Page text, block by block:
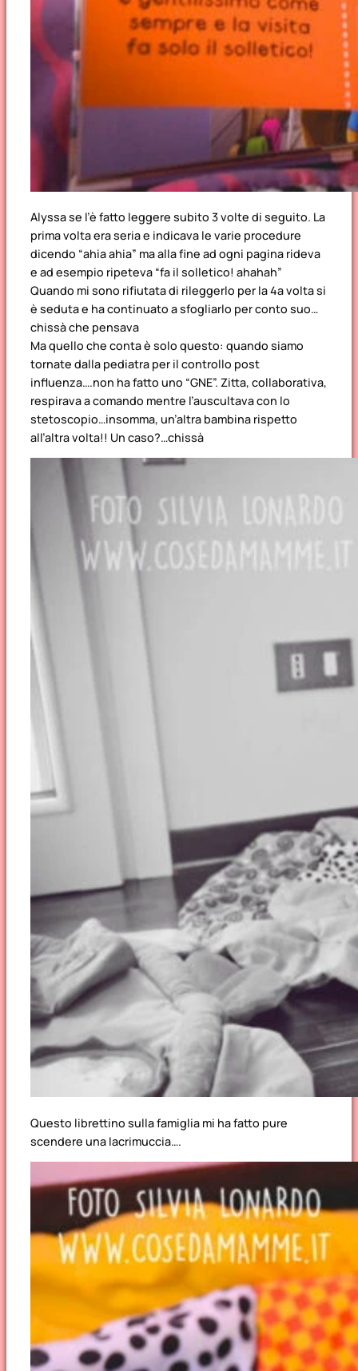
Alyssa se l’è fatto leggere subito 3 volte di seguito. La
prima volta era seria e indicava le varie procedure
dicendo “ahia ahia” ma alla fine ad ogni pagina rideva
e ad esempio ripeteva “fa il solletico! ahahah”
Quando mi sono rifiutata di rileggerlo per la 4a volta si
è seduta e ha continuato a sfogliarlo per conto suo…
chissà che pensava
Ma quello che conta è solo questo: quando siamo
tornate dalla pediatra per il controllo post
influenza….non ha fatto uno “GNE”. Zitta, collaborativa,
respirava a comando mentre l’auscultava con lo
stetoscopio…insomma, un’altra bambina rispetto
all’altra volta!! Un caso?…chissà
Questo librettino sulla famiglia mi ha fatto pure
scendere una lacrimuccia….